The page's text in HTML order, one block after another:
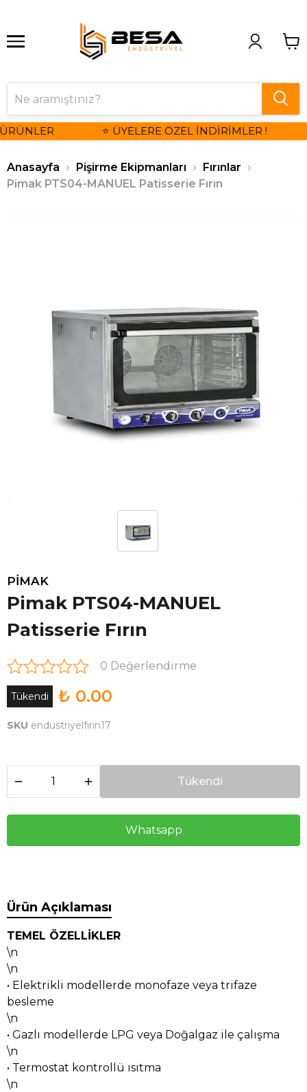
⭐ ÜYELERE ÖZEL İNDİRİMLER !
Anasayfa Pişirme Ekipmanları
Fırınlar
Pimak PTS04-MANUEL Patisserie Fırın
PİMAK
Pimak PTS04-MANUEL
Patisserie Fırın
0 Değerlendirme
Tükendi ₺ 0.00
SKU endustriyelfırın17
Tükendi
Whatsapp
Ürün Açıklaması
TEMEL ÖZELLİKLER
\n
\n
• Elektrikli modellerde monofaze veya trifaze
besleme
\n
• Gazlı modellerde LPG veya Doğalgaz ile çalışma
\n
• Termostat kontrollü ısıtma
\n